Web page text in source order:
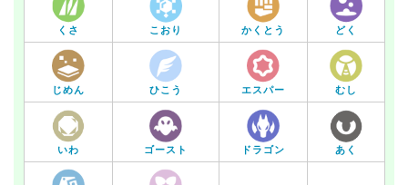
くさ こおり かくとう どく
じめん ひこう エスパー むし
いわ ゴースト ドラゴン あく